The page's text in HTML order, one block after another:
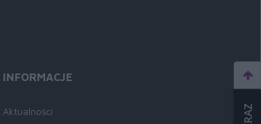
INFORMACJE
Aktualności